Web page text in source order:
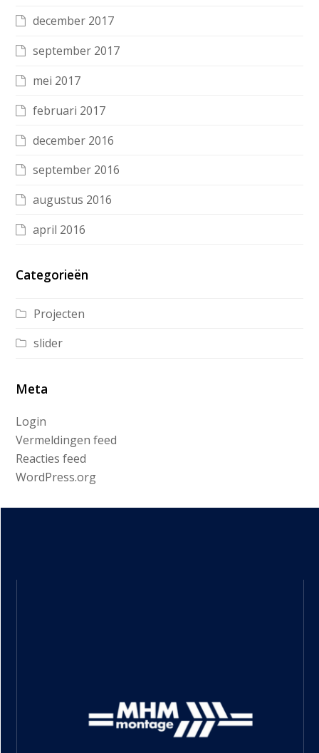
december 2017
september 2017
mei 2017
februari 2017
december 2016
september 2016
augustus 2016
april 2016
Categorieën
Projecten
slider
Meta
Login
Vermeldingen feed
Reacties feed
WordPress.org